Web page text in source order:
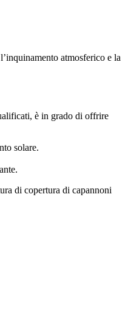
atmosferico e la
è in grado di offrire
solare.
di copertura di capannoni